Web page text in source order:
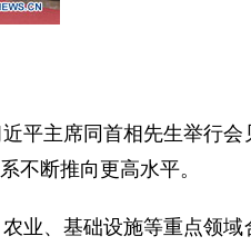
平主席同首相先生举行会
不断推向更高水平。
业、基础设施等重点领域